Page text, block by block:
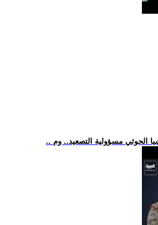
الحوثي مسؤولية التصعيد.. وم